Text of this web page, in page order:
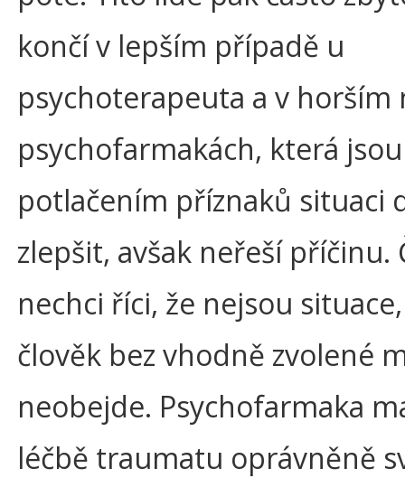
končí v lepším případě u
psychoterapeuta a v horším
psychofarmakách, která
potlačením příznaků situaci
zlepšit, avšak neřeší příčinu.
nechci říci, že nejsou
člověk bez vhodně zvolené
neobejde. Psychofarmaka
léčbě traumatu oprávněně